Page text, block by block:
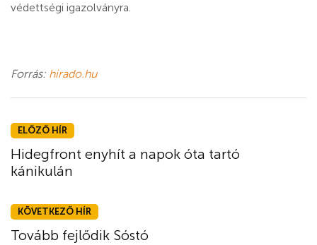
védettségi igazolványra.
Forrás: hirado.hu
ELŐZŐ HÍR
Hidegfront enyhít a napok óta tartó
kánikulán
KÖVETKEZŐ HÍR
Tovább fejlődik Sóstó